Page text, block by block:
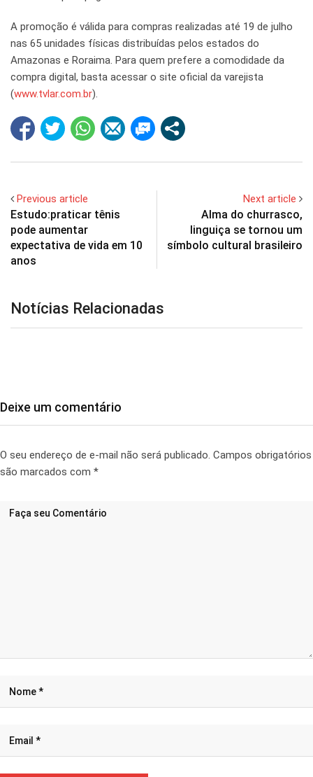
A promoção é válida para compras realizadas até 19 de julho
nas 65 unidades físicas distribuídas pelos estados do
Amazonas e Roraima. Para quem prefere a comodidade da
compra digital, basta acessar o site oficial da varejista
(www.tvlar.com.br).
Previous article
Estudo:praticar tênis
pode aumentar
expectativa de vida em 10
anos
Next article
Alma do churrasco,
linguiça se tornou um
símbolo cultural brasileiro
Notícias Relacionadas
Deixe um comentário
O seu endereço de e-mail não será publicado. Campos obrigatórios
são marcados com *